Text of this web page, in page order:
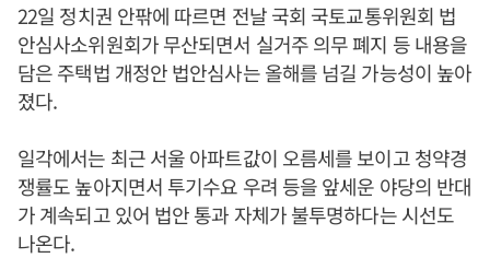
22일 정치권 안팎에 따르면 전날 국회 국토교통위원회 법
안심사소위원회가 무산되면서 실거주 의무 폐지 등 내용을
담은 주택법 개정안 법안심사는 올해를 넘길 가능성이 높아
졌다.
일각에서는 최근 서울 아파트값이 오름세를 보이고 청약경
쟁률도 높아지면서 투기수요 우려 등을 앞세운 야당의 반대
가 계속되고 있어 법안 통과 자체가 불투명하다는 시선도
나온다.